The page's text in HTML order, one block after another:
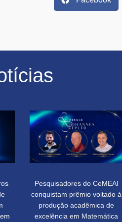
Pesquisadores do CeMEAI
conquistam prêmio voltado à
produção acadêmica de
excelência em Matemática